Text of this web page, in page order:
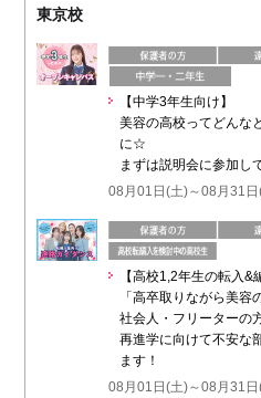
東京校
【中学3年生向け】
美容の高校ってどんな
に☆
まずは説明会に参加し
08月01日(土)～08月31日
【高校1,2年生の転入&
「高卒取りながら美容
社会人・フリーターの
再進学に向けて不安な
ます！
08月01日(土)～08月31日